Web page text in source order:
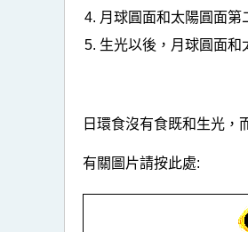
月球圓面和太陽圓面
生光以後，月球圓面和
日環食沒有食既和生光，
有關圖片請按此處: